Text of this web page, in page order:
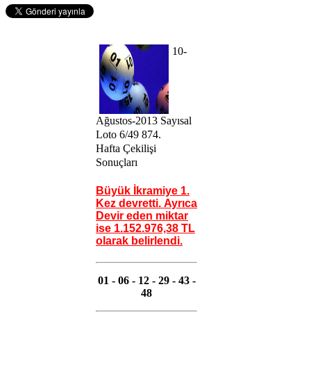
10-
Ağustos-2013 Sayısal
Loto 6/49 874.
Hafta Çekilişi
Sonuçları
Büyük İkramiye 1.
Kez devretti. Ayrıca
Devir eden miktar
ise 1.152.976,38 TL
olarak belirlendi.
01 - 06 - 12 - 29 - 43 -
48